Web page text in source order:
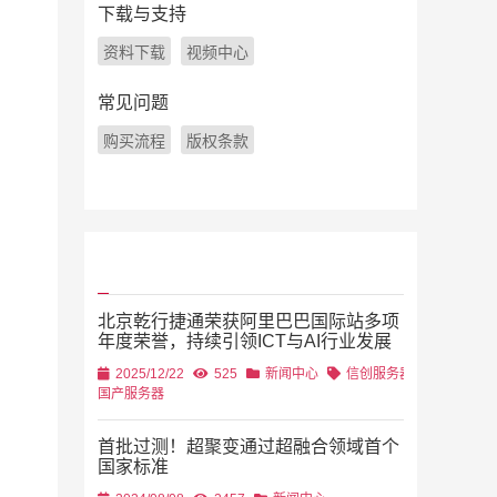
下载与支持
资料下载 视频中心
常见问题
购买流程 版权条款
北京乾行捷通荣获阿里巴巴国际站多项
年度荣誉，持续引领ICT与AI行业发展
2025/12/22 525 新闻中心
信创服务器
国产服务器
首批过测！超聚变通过超融合领域首个
国家标准